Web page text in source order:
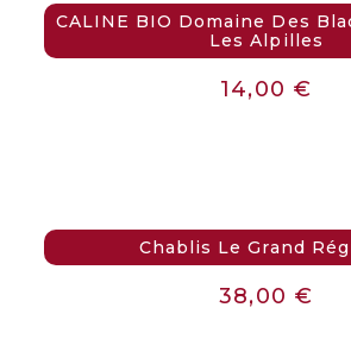
CALINE BIO Domaine Des
Les Alpilles
14,00 €
Chablis Le Grand
38,00 €